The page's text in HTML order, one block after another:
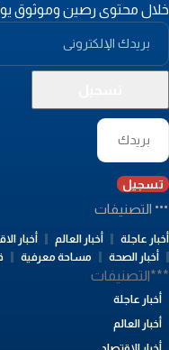
محتوى رصين وموثوق
تسجيل
التصنيفات
عاجلة أخبار العالم أخبار
أخبار الصحة
مساحة معرفية
أخبار عاجلة
أخبار العالم